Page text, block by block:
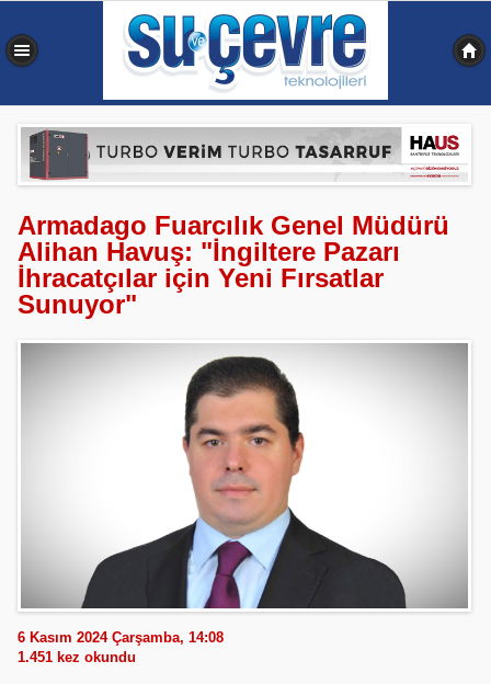
Armadago Fuarcılık Genel Müdürü
Alihan Havuş: "İngiltere Pazarı
İhracatçılar için Yeni Fırsatlar
Sunuyor"
6 Kasım 2024 Çarşamba, 14:08
1.451 kez okundu
0,375 sn